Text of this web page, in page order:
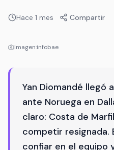
Hace 1 mes Compartir
Imagen:infobae
Yan Diomandé llegó
ante Noruega en
claro: Costa de
competir resignada.
confiar en el equipo